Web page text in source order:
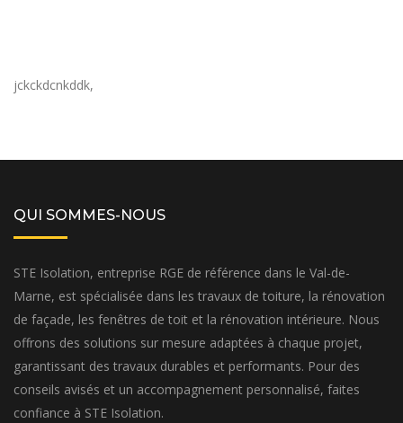
jckckdcnkddk,
QUI SOMMES-NOUS
STE Isolation, entreprise RGE de référence dans le Val-de-
Marne, est spécialisée dans les travaux de toiture, la rénovation
de façade, les fenêtres de toit et la rénovation intérieure. Nous
offrons des solutions sur mesure adaptées à chaque projet,
garantissant des travaux durables et performants. Pour des
conseils avisés et un accompagnement personnalisé, faites
confiance à STE Isolation.